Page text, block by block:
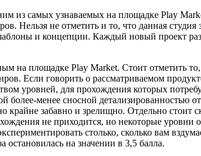
из самых узнаваемых на площадке Play
Нельзя не отметить и то, что данная
и концепции. Каждый новый проект
на площадке Play Market. Стоит отметить
Если говорить о рассматриваемом
уровней, для прохождения которых
менее сносной детализированностью
крайне забавно и зрелищно. Отдельно
не приходится, но некоторые уровни
столько, сколько вам
на значении в 3,5 балла.